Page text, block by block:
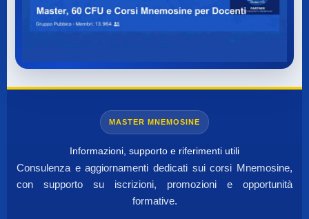
MASTER MNEMOSINE
Informazioni, supporto e riferimenti utili
Consulenza e aggiornamenti dedicati sui corsi Mnemosine,
con supporto su iscrizioni, promozioni e opportunità
formative.